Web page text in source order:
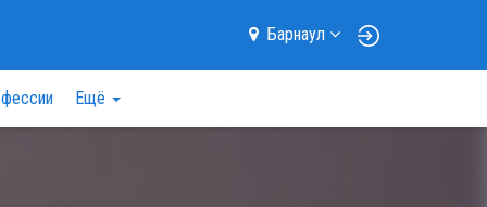
Барнаул
Ещё